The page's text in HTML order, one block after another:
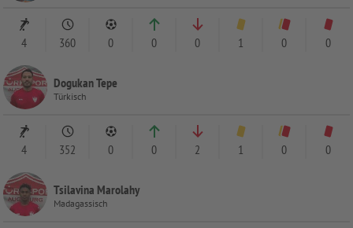
4 360 0 0 0 1 0 0
Dogukan Tepe
Türkisch
4 352 0 0 2 1 0 0
Tsilavina Marolahy
Madagassisch